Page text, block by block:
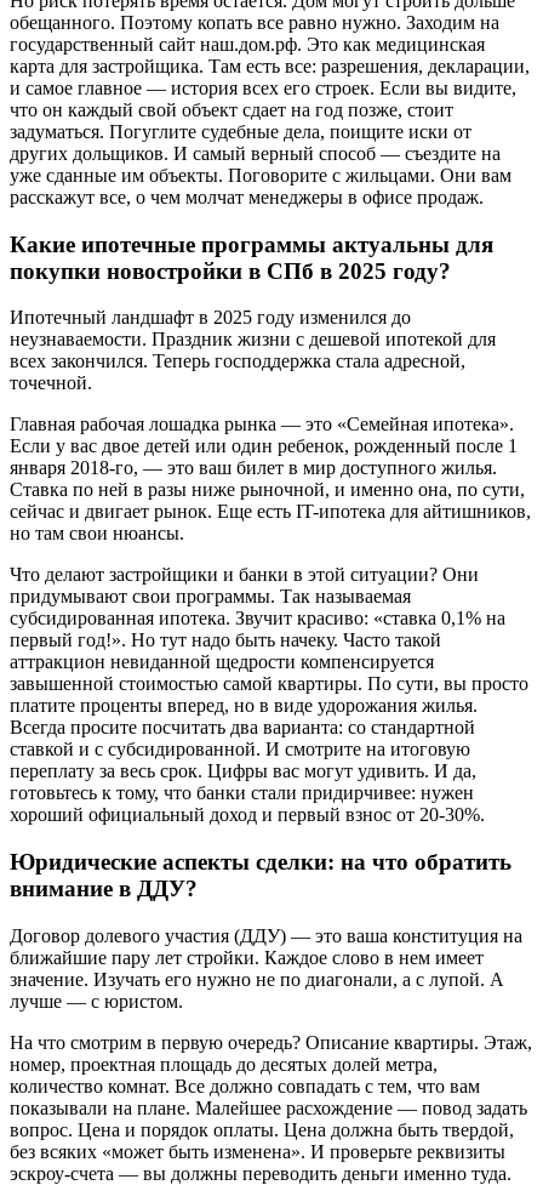
обещанного. Поэтому копать все равно нужно. Заходим на
государственный сайт наш.дом.рф. Это как медицинская
карта для застройщика. Там есть все: разрешения, декларации,
и самое главное — история всех его строек. Если вы видите,
что он каждый свой объект сдает на год позже, стоит
задуматься. Погуглите судебные дела, поищите иски от
других дольщиков. И самый верный способ — съездите на
уже сданные им объекты. Поговорите с жильцами. Они вам
расскажут все, о чем молчат менеджеры в офисе продаж.
Какие ипотечные программы актуальны для
покупки новостройки в СПб в 2025 году?
Ипотечный ландшафт в 2025 году изменился до
неузнаваемости. Праздник жизни с дешевой ипотекой для
всех закончился. Теперь господдержка стала адресной,
точечной.
Главная рабочая лошадка рынка — это «Семейная ипотека».
Если у вас двое детей или один ребенок, рожденный после 1
января 2018-го, — это ваш билет в мир доступного жилья.
Ставка по ней в разы ниже рыночной, и именно она, по сути,
сейчас и двигает рынок. Еще есть IT-ипотека для айтишников,
но там свои нюансы.
Что делают застройщики и банки в этой ситуации? Они
придумывают свои программы. Так называемая
субсидированная ипотека. Звучит красиво: «ставка 0,1% на
первый год!». Но тут надо быть начеку. Часто такой
аттракцион невиданной щедрости компенсируется
завышенной стоимостью самой квартиры. По сути, вы просто
платите проценты вперед, но в виде удорожания жилья.
Всегда просите посчитать два варианта: со стандартной
ставкой и с субсидированной. И смотрите на итоговую
переплату за весь срок. Цифры вас могут удивить. И да,
готовьтесь к тому, что банки стали придирчивее: нужен
хороший официальный доход и первый взнос от 20-30%.
Юридические аспекты сделки: на что обратить
внимание в ДДУ?
Договор долевого участия (ДДУ) — это ваша конституция на
ближайшие пару лет стройки. Каждое слово в нем имеет
значение. Изучать его нужно не по диагонали, а с лупой. А
лучше — с юристом.
На что смотрим в первую очередь? Описание квартиры. Этаж,
номер, проектная площадь до десятых долей метра,
количество комнат. Все должно совпадать с тем, что вам
показывали на плане. Малейшее расхождение — повод задать
вопрос. Цена и порядок оплаты. Цена должна быть твердой,
без всяких «может быть изменена». И проверьте реквизиты
эскроу-счета — вы должны переводить деньги именно туда.